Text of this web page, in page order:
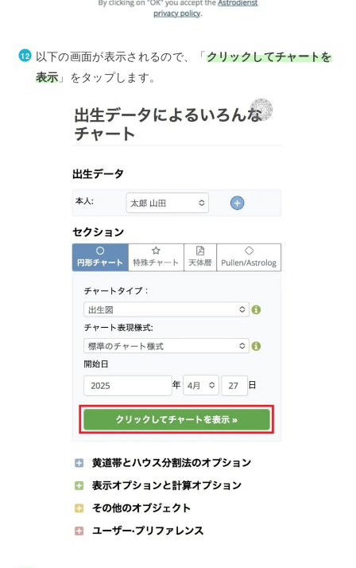
以下の画面が表示されるので、「クリックしてチャートを
表示 」をタップします。